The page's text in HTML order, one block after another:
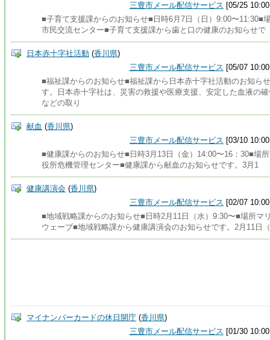
三豊市メール配信サービス [05/25
■子育て支援課からのお知らせ■日時6月7日（日）9:00〜11:30■
市民交流センター■子育て支援課から歯と口の健康のお知らせで
日本赤十字社活動 (香川県)
三豊市メール配信サービス [05/07
■福祉課からのお知らせ■福祉課から日本赤十字社活動のお知ら
す。日本赤十字社は、災害の救援や医療支援、安定した血液の
などの取り
献血 (香川県)
三豊市メール配信サービス [03/10
■健康課からのお知らせ■日時3月13日（金）14:00〜16：30■場
役所危機管理センター■健康課から献血のお知らせです。3月1
健康講演会 (香川県)
三豊市メール配信サービス [02/07
■地域戦略課からのお知らせ■日時2月11日（水）9:30〜■場所マ
ウェーブ■地域戦略課から健康講演会のお知らせです。2月11日（
マイナンバーカードの休日開庁 (香川県)
三豊市メール配信サービス [01/30